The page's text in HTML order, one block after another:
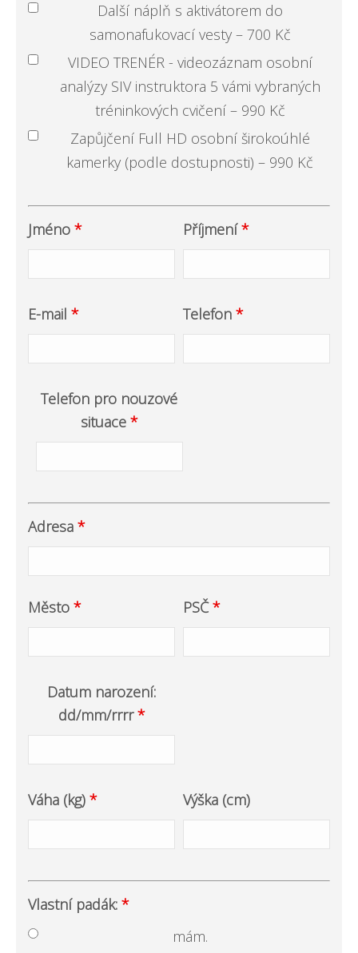
Další náplň s aktivátorem do
samonafukovací vesty – 700 Kč
VIDEO TRENÉR - videozáznam osobní
analýzy SIV instruktora 5 vámi vybraných
tréninkových cvičení – 990 Kč
Zapůjčení Full HD osobní širokoúhlé
kamerky (podle dostupnosti) – 990 Kč
Jméno * Příjmení*
E-mail * Telefon *
Telefon pro nouzové
situace *
Adresa *
Město * PSČ*
Datum narození:
dd/mm/rrrr*
Váha (kg) * Výška (cm)
Vlastní padák: *
mám.